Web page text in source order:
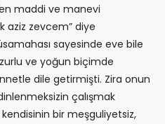
maddi ve manevi
aziz zevcem” diye
sayesinde eve bile
ve yoğun biçimde
dile getirmişti. Zira onun
çalışmak
bir meşguliyetsiz,